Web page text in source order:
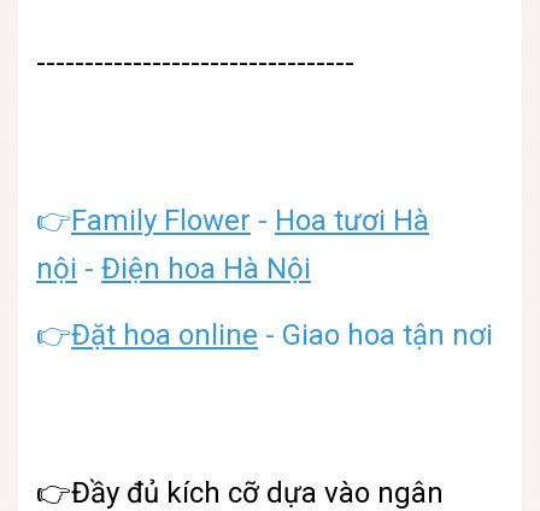
---------------------------------
👉Family Flower - Hoa tươi Hà
nội - Điện hoa Hà Nội
👉Đặt hoa online - Giao hoa tận nơi
👉Đầy đủ kích cỡ dựa vào ngân